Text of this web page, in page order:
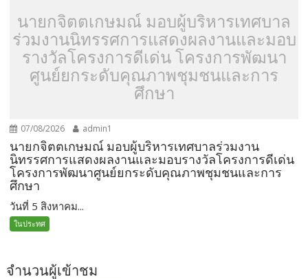
นายกจิตตเกษมณ์ มอบผู้บริหารเทศบาล
ร่วมงานนิทรรศการแสดงผลงานและมอบ
รางวัลโครงการดีเด่น โครงการพัฒนา
ศูนย์ยกระดับคุณภาพชุมชนและการ
ศึกษา
07/08/2026 admin1
นายกจิตตเกษมณ์ มอบผู้บริหารเทศบาลร่วมงาน
นิทรรศการแสดงผลงานและมอบรางวัลโครงการดีเด่น
โครงการพัฒนาศูนย์ยกระดับคุณภาพชุมชนและการ
ศึกษา
วันที่ 5 สิงหาคม...
ในประทศ
จำนวนผู้เข้าชม